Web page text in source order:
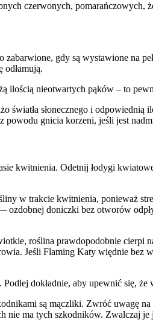
czerwonych, pomarańczowych,
gdy są wystawione na
ilością nieotwartych pąków – to
światła słonecznego i
gnicia korzeni, jeśli jest
kwitnienia. Odetnij łodygi
w trakcie kwitnienia, ponieważ
ozdobnej doniczki bez otworów
roślina prawdopodobnie
Jeśli Flaming Katy więdnie bez
dokładnie, aby upewnić się,
są mączliki. Zwróć uwagę
ma tych szkodników. Zwalczaj